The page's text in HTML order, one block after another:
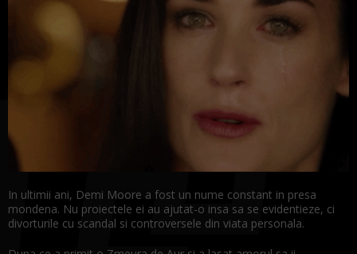
In ultimii ani, Demi Moore a fost un nume constant in presa
mondena. Nu proiectele ei au ajutat-o insa sa se evidentieze, ci
divorturile cu scandal si controversele din viata personala.